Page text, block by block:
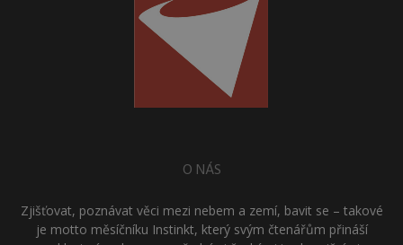
O NÁS
Zjišťovat, poznávat věci mezi nebem a zemí, bavit se – takové
je motto měsíčníku Instinkt, který svým čtenářům přináší